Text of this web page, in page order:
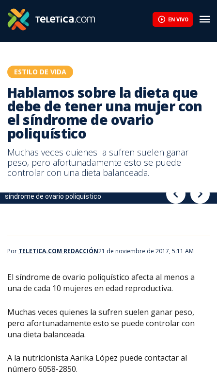
EN VIVO
ESTILO DE VIDA
Hablamos sobre la dieta que
debe de tener una mujer con
el síndrome de ovario
poliquístico
Muchas veces quienes la sufren suelen ganar
peso, pero afortunadamente esto se puede
controlar con una dieta balanceada.
síndrome de ovario poliquístico
síndrome de ovario poliquístico
Por TELETICA.COM REDACCIÓN21 de noviembre de 2017, 5:11 AM
El síndrome de ovario poliquístico afecta al menos a
una de cada 10 mujeres en edad reproductiva.
Muchas veces quienes la sufren suelen ganar peso,
pero afortunadamente esto se puede controlar con
una dieta balanceada.
A la nutricionista Aarika López puede contactar al
número 6058-2850.